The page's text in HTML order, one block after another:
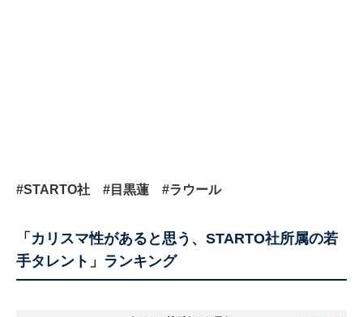
#STARTO社 #目黒蓮 #ラウール
「カリスマ性があると思う、STARTO社所属の若
手タレント」ランキング